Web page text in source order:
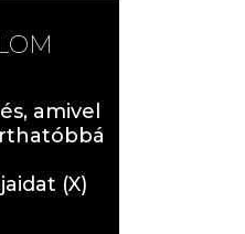
amivel
(X)